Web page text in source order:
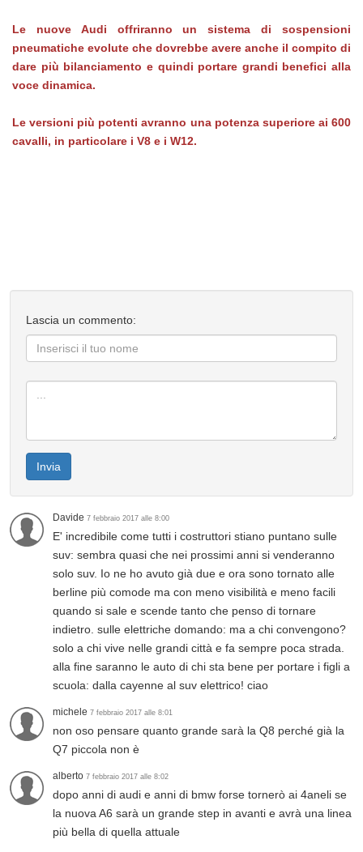
Le nuove Audi offriranno un sistema di sospensioni
pneumatiche evolute che dovrebbe avere anche il compito di
dare più bilanciamento e quindi portare grandi benefici alla
voce dinamica.
Le versioni più potenti avranno una potenza superiore ai 600
cavalli, in particolare i V8 e i W12.
Lascia un commento:
Invia
Davide 7 febbraio 2017 alle 8:00
E' incredibile come tutti i costruttori stiano puntano sulle
suv: sembra quasi che nei prossimi anni si venderanno
solo suv. Io ne ho avuto già due e ora sono tornato alle
berline più comode ma con meno visibilità e meno facili
quando si sale e scende tanto che penso di tornare
indietro. sulle elettriche domando: ma a chi convengono?
solo a chi vive nelle grandi città e fa sempre poca strada.
alla fine saranno le auto di chi sta bene per portare i figli a
scuola: dalla cayenne al suv elettrico! ciao
michele 7 febbraio 2017 alle 8:01
non oso pensare quanto grande sarà la Q8 perché già la
Q7 piccola non è
alberto 7 febbraio 2017 alle 8:02
dopo anni di audi e anni di bmw forse tornerò ai 4aneli se
la nuova A6 sarà un grande step in avanti e avrà una linea
più bella di quella attuale